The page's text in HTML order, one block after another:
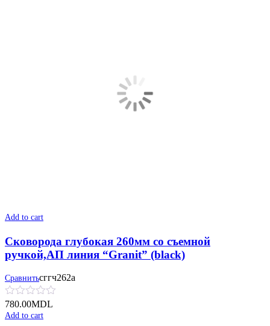
Add to cart
Сковорода глубокая 260мм со съемной
ручкой,АП линия “Granit” (black)
Сравнитьсггч262а
780.00MDL
Add to cart